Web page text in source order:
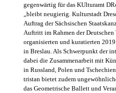
gegenwärtig für das KUlturamt
„bleibt neugierig. Kulturstadt
Auftrag der Sächsischen
Auftritt im Rahmen der Deutschen
organisierten und kuratierten
in Breslau. Als Schwerpunkt der
dabei die Zusammenarbeit mit
in Russland, Polen und
tristan bietet zudem
das Geometrische Ballett und